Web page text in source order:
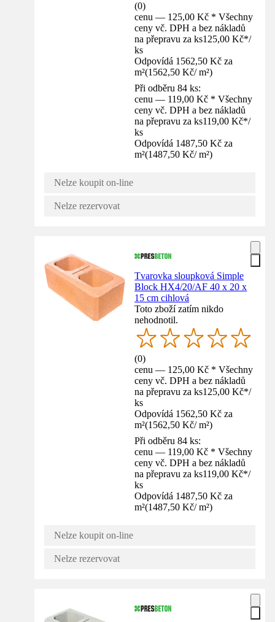
(0)
cenu — 125,00 Kč * Všechny
ceny vč. DPH a bez nákladů
na přepravu za ks125,00 Kč*/
ks
Odpovídá 1562,50 Kč za
m²(1562,50 Kč/ m²)
Při odběru 84 ks:
cenu — 119,00 Kč * Všechny
ceny vč. DPH a bez nákladů
na přepravu za ks119,00 Kč*/
ks
Odpovídá 1487,50 Kč za
m²(1487,50 Kč/ m²)
Nelze koupit on-line
Nelze rezervovat
Tvarovka sloupková Simple
Block HX4/20/AF 40 x 20 x
15 cm cihlová
Toto zboží zatím nikdo
nehodnotil.
(0)
cenu — 125,00 Kč * Všechny
ceny vč. DPH a bez nákladů
na přepravu za ks125,00 Kč*/
ks
Odpovídá 1562,50 Kč za
m²(1562,50 Kč/ m²)
Při odběru 84 ks:
cenu — 119,00 Kč * Všechny
ceny vč. DPH a bez nákladů
na přepravu za ks119,00 Kč*/
ks
Odpovídá 1487,50 Kč za
m²(1487,50 Kč/ m²)
Nelze koupit on-line
Nelze rezervovat